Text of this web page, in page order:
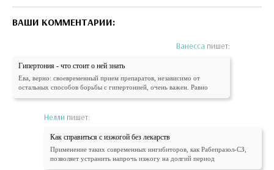
ВАШИ КОММЕНТАРИИ:
Ванесса пишет:
Гипертония - что стоит о ней знать
Ева, верно: своевременный прием препаратов, независимо от
остальных способов борьбы с гипертонией, очень важен. Равно
Нелли пишет:
Как справиться с изжогой без лекарств
Применение таких современных ингибиторов, как Рабепразол-СЗ,
позволяет устранить напрочь изжогу на долгий период